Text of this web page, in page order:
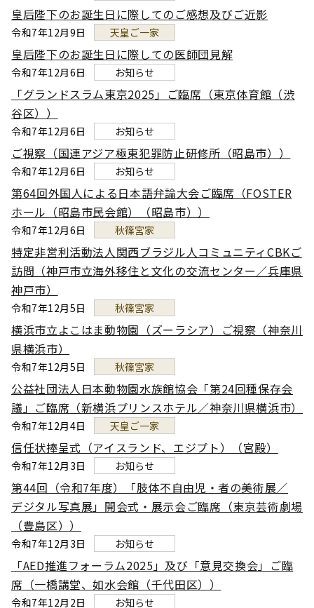
皇后陛下のお誕生日に際してのご感想及びご近影
令和7年12月9日 天皇ご一家
皇后陛下のお誕生日に際しての医師団見解
令和7年12月6日 お知らせ
「グランドスラム東京2025」ご臨席（東京体育館（渋
谷区））
令和7年12月6日 お知らせ
ご視察（国連アジア極東犯罪防止研修所（昭島市））
令和7年12月6日 お知らせ
第64回外国人による日本語弁論大会ご臨席（FOSTER
ホール（昭島市民会館）（昭島市））
令和7年12月6日 秋篠宮家
特定非営利活動法人関西ブラジル人コミュニティCBKご
訪問（神戸市立海外移住と文化の交流センター／兵庫県
神戸市）
令和7年12月5日 秋篠宮家
横浜市立よこはま動物園（ズーラシア）ご視察（神奈川
県横浜市）
令和7年12月5日 秋篠宮家
公益社団法人日本動物園水族館協会「第24回種保存会
議」ご臨席（新横浜プリンスホテル／神奈川県横浜市）
令和7年12月4日 天皇ご一家
信任状捧呈式（アイスランド、エジプト）（宮殿）
令和7年12月3日 お知らせ
第44回（令和7年度）「肢体不自由児・者の美術展／
デジタル写真展」開会式・展示会ご臨席（東京芸術劇場
（豊島区））
令和7年12月3日 お知らせ
「AED推進フォーラム2025」及び「意見交換会」ご臨
席（一橋講堂、如水会館（千代田区））
令和7年12月2日 お知らせ